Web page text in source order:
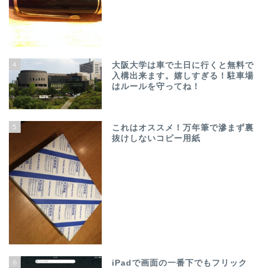
4
大阪大学は車で土日に行くと無料で
入構出来ます。嬉しすぎる！駐車場
はルールを守ってね！
5
これはオススメ！万年筆で滲まず裏
抜けしないコピー用紙
6
iPadで画面の一番下でもフリック